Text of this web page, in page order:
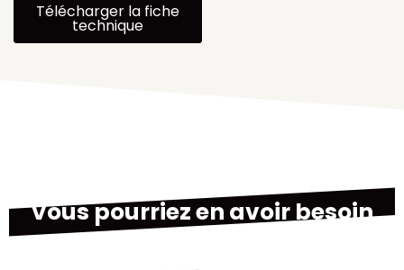
Télécharger la fiche
technique
Vous pourriez en avoir besoin